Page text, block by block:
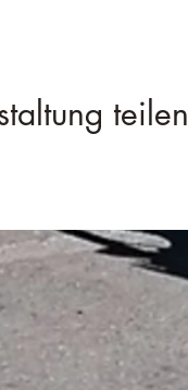
teilen